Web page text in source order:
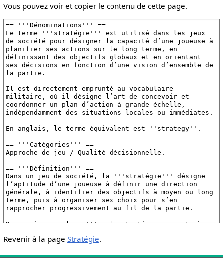
Vous pouvez voir et copier le contenu de cette page.
Revenir à la page Stratégie.